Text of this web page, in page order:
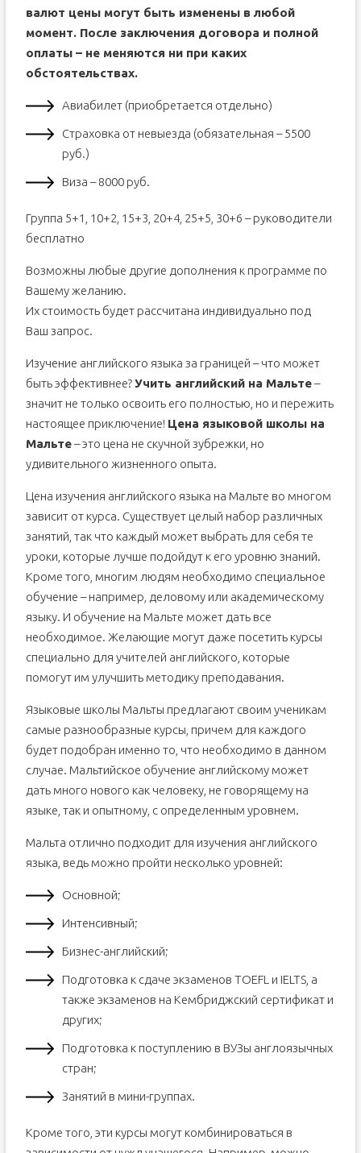
валют цены могут быть изменены в любой
момент. После заключения договора и полной
оплаты – не меняются ни при каких
обстоятельствах.
Авиабилет (приобретается отдельно)
Страховка от невыезда (обязательная – 5500
руб.)
Виза – 8000 руб.
Группа 5+1, 10+2, 15+3, 20+4, 25+5, 30+6 – руководители
бесплатно
Возможны любые другие дополнения к программе по
Вашему желанию.
Их стоимость будет рассчитана индивидуально под
Ваш запрос.
Изучение английского языка за границей – что может
быть эффективнее?Учить английский на Мальте–
значит не только освоить его полностью, но и пережить
настоящее приключение! Цена языковой школы на
Мальте– это цена не скучной зубрежки, но
удивительного жизненного опыта.
Цена изучения английского языка на Мальте во многом
зависит от курса. Существует целый набор различных
занятий, так что каждый может выбрать для себя те
уроки, которые лучше подойдут к его уровню знаний.
Кроме того, многим людям необходимо специальное
обучение – например, деловому или академическому
языку. И обучение на Мальте может дать все
необходимое. Желающие могут даже посетить курсы
специально для учителей английского, которые
помогут им улучшить методику преподавания.
Языковые школы Мальты предлагают своим ученикам
самые разнообразные курсы, причем для каждого
будет подобран именно то, что необходимо в данном
случае. Мальтийское обучение английскому может
дать много нового как человеку, не говорящему на
языке, так и опытному, с определенным уровнем.
Мальта отлично подходит для изучения английского
языка, ведь можно пройти несколько уровней:
Основной;
Интенсивный;
Бизнес-английский;
Подготовка к сдаче экзаменов TOEFL и IELTS, а
также экзаменов на Кембриджский сертификат и
других;
Подготовка к поступлению в ВУЗы англоязычных
стран;
Занятий в мини-группах.
Кроме того, эти курсы могут комбинироваться в